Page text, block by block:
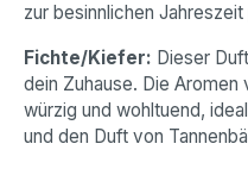
zur besinnlichen Jahreszeit
Fichte/Kiefer: Dieser
dein Zuhause. Die
würzig und wohltuend,
und den Duft von